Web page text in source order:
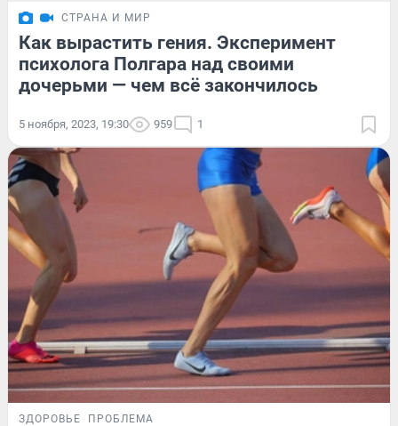
СТРАНА И МИР
Как вырастить гения. Эксперимент
психолога Полгара над своими
дочерьми — чем всё закончилось
5 ноября, 2023, 19:30 959 1
ЗДОРОВЬЕ ПРОБЛЕМА